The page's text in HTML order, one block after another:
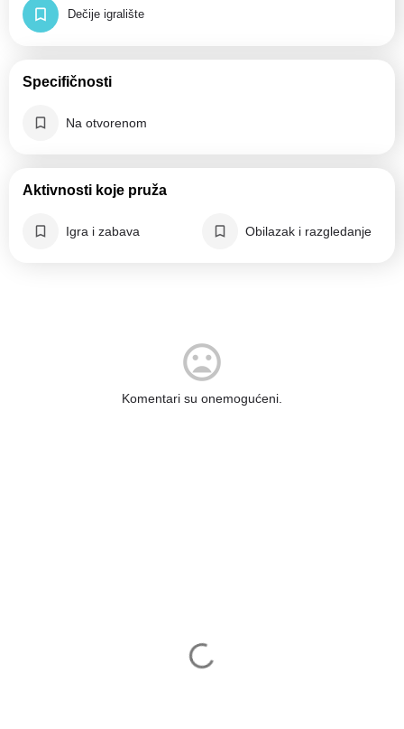
Dečije igralište
Specifičnosti
Na otvorenom
Aktivnosti koje pruža
Igra i zabava Obilazak i razgledanje
Komentari su onemogućeni.